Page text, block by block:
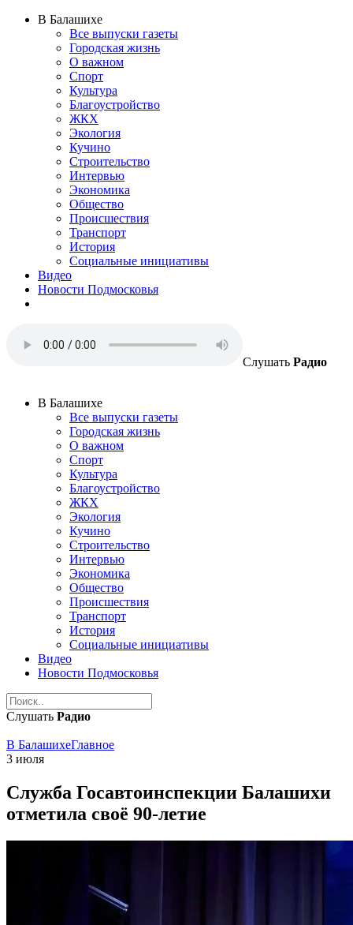
В Балашихе
Все выпуски газеты
Городская жизнь
О важном
Спорт
Культура
Благоустройство
ЖКХ
Экология
Кучино
Строительство
Интервью
Экономика
Общество
Происшествия
Транспорт
История
Социальные инициативы
Видео
Новости Подмосковья
Слушать Радио
В Балашихе
Все выпуски газеты
Городская жизнь
О важном
Спорт
Культура
Благоустройство
ЖКХ
Экология
Кучино
Строительство
Интервью
Экономика
Общество
Происшествия
Транспорт
История
Социальные инициативы
Видео
Новости Подмосковья
Слушать Радио
В БалашихеГлавное
3 июля
Служба Госавтоинспекции Балашихи
отметила своё 90-летие